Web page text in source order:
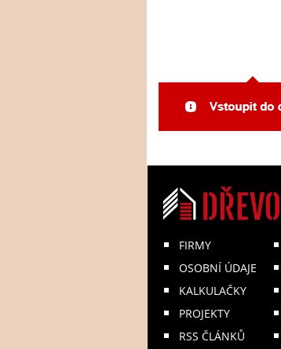
FIRMY
OSOBNÍ ÚDAJE
KALKULAČKY
PROJEKTY
RSS ČLÁNKŮ